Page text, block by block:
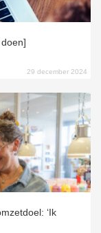
29 december 2024
‘Ik